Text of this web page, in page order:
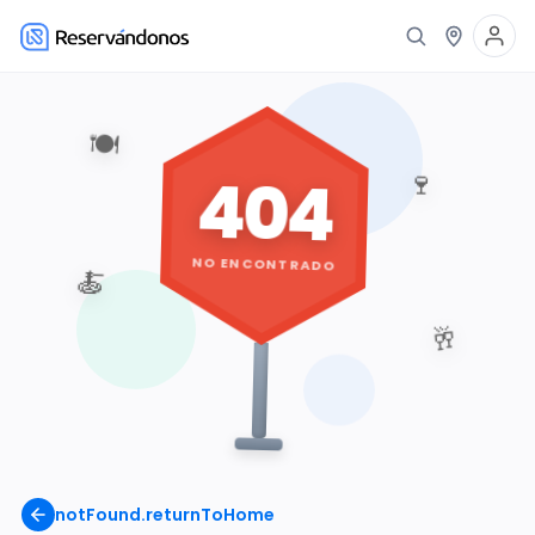
notFound.returnToHome
🍽️
🍷
🥂
🍝
404
NO ENCONTRADO